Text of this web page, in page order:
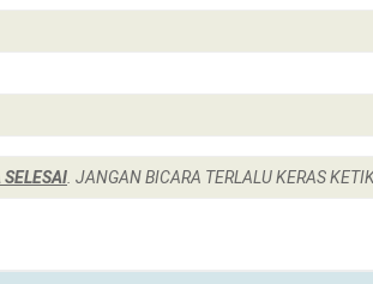
SELESAI . JANGAN BICARA TERLALU KERAS